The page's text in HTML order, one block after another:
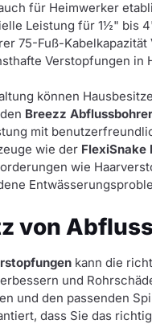
für Heimwerker
Leistung für 1½" bis
75-Fuß-
Verstopfungen in
können
Breezz Abflussbohrer
mit
wie der FlexiSnake
wie
von
kann die
und
und den passenden
dass Sie das